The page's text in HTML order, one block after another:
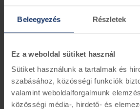
Beleegyezés Részletek
Ez a weboldal sütiket használ
Sütiket használunk a tartalmak és
szabásához, közösségi funkciók
valamint weboldalforgalmunk
közösségi média-, hirdető- és
Készletinformáció